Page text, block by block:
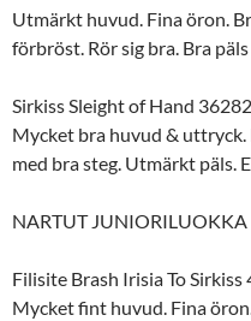
Utmärkt huvud. Fina öron.
förbröst. Rör sig bra. Bra
Sirkiss Sleight of Hand
Mycket bra huvud & uttryck.
med bra steg. Utmärkt päls.
NARTUT JUNIORILUOKKA
Filisite Brash Irisia To
Mycket fint huvud. Fina